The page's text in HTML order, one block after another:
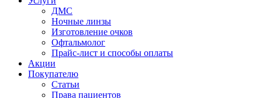
ДМС
Ночные линзы
Изготовление очков
Офтальмолог
Прайс-лист и способы оплаты
Акции
Покупателю
Статьи
Права пациентов